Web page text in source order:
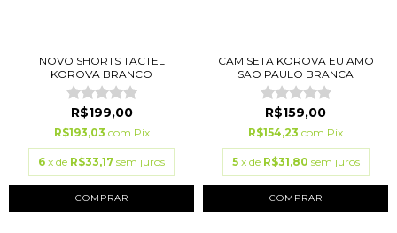
NOVO SHORTS TACTEL
KOROVA BRANCO
R$199,00
R$193,03 com Pix
6 x de R$33,17 sem juros
COMPRAR
CAMISETA KOROVA EU AMO
SAO PAULO BRANCA
R$159,00
R$154,23 com Pix
5 x de R$31,80 sem juros
COMPRAR